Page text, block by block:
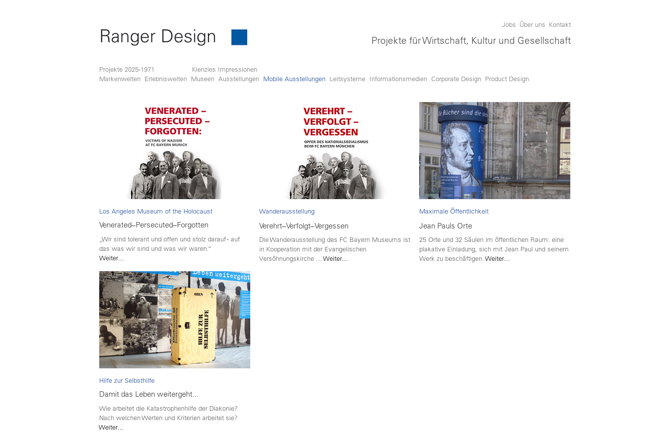
Projekte für Wirtschaft, Kultur und Gesellschaft
Jobs Über uns Kontakt
Projekte 2025-1971
Kienzles Impressionen
Markenwelten Erlebniswelten Museen Ausstellungen Mobile Ausstellungen Leitsysteme Informationsmedien Corporate Design Product Design
Los Angeles Museum of the Holocaust
Venerated–Persecuted–Forgotten
„Wir sind tolerant und offen und stolz darauf - auf
das was wir sind und was wir waren.“
Weiter...
Wanderausstellung
Verehrt–Verfolgt–Vergessen
Die Wanderausstellung des FC Bayern Museums ist
in Kooperation mit der Evangelischen
Versöhnungskirche ...Weiter...
Maximale Öffentlichkeit
Jean Pauls Orte
25 Orte und 32 Säulen im öffentlichen Raum: eine
plakative Einladung, sich mit Jean Paul und seinem
Werk zu beschäftigen.Weiter...
Hilfe zur Selbsthilfe
Damit das Leben weitergeht...
Wie arbeitet die Katastrophenhilfe der Diakonie?
Nach welchen Werten und Kriterien arbeitet sie?
Weiter...